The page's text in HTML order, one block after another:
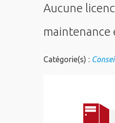
Aucune
Catégorie(s) :